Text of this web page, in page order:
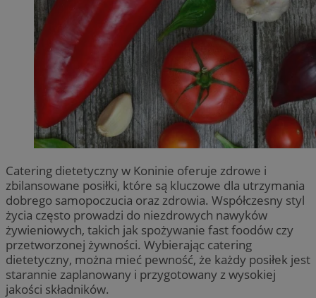
Catering dietetyczny w Koninie oferuje zdrowe i
zbilansowane posiłki, które są kluczowe dla utrzymania
dobrego samopoczucia oraz zdrowia. Współczesny styl
życia często prowadzi do niezdrowych nawyków
żywieniowych, takich jak spożywanie fast foodów czy
przetworzonej żywności. Wybierając catering
dietetyczny, można mieć pewność, że każdy posiłek jest
starannie zaplanowany i przygotowany z wysokiej
jakości składników.